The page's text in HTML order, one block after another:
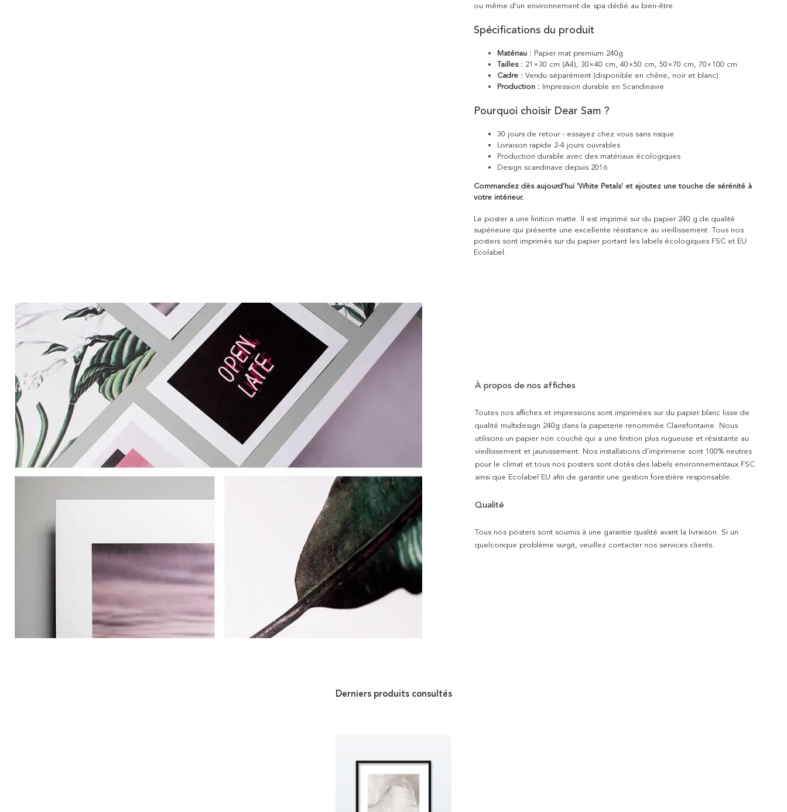
ou même d'un environnement de spa dédié au bien-être.
Spécifications du produit
Matériau : Papier mat premium 240g
Tailles : 21×30 cm (A4), 30×40 cm, 40×50 cm, 50×70 cm, 70×100 cm
Cadre : Vendu séparément (disponible en chêne, noir et blanc)
Production : Impression durable en Scandinavie
Pourquoi choisir Dear Sam ?
30 jours de retour - essayez chez vous sans risque
Livraison rapide 2-4 jours ouvrables
Production durable avec des matériaux écologiques
Design scandinave depuis 2016
Commandez dès aujourd'hui 'White Petals' et ajoutez une touche de sérénité à
votre intérieur.
Le poster a une finition matte. Il est imprimé sur du papier 240 g de qualité
supérieure qui présente une excellente résistance au vieillissement. Tous nos
posters sont imprimés sur du papier portant les labels écologiques FSC et EU
Ecolabel.
À propos de nos affiches
Toutes nos affiches et impressions sont imprimées sur du papier blanc lisse de
qualité multidesign 240g dans la papeterie renommée Clairefontaine. Nous
utilisons un papier non couché qui a une finition plus rugueuse et résistante au
vieillissement et jaunissement. Nos installations d’imprimerie sont 100% neutres
pour le climat et tous nos posters sont dotés des labels environnementaux FSC
ainsi que Ecolabel EU afin de garantir une gestion forestière responsable.
Qualité
Tous nos posters sont soumis à une garantie qualité avant la livraison. Si un
quelconque problème surgit, veuillez contacter nos services clients.
Derniers produits consultés